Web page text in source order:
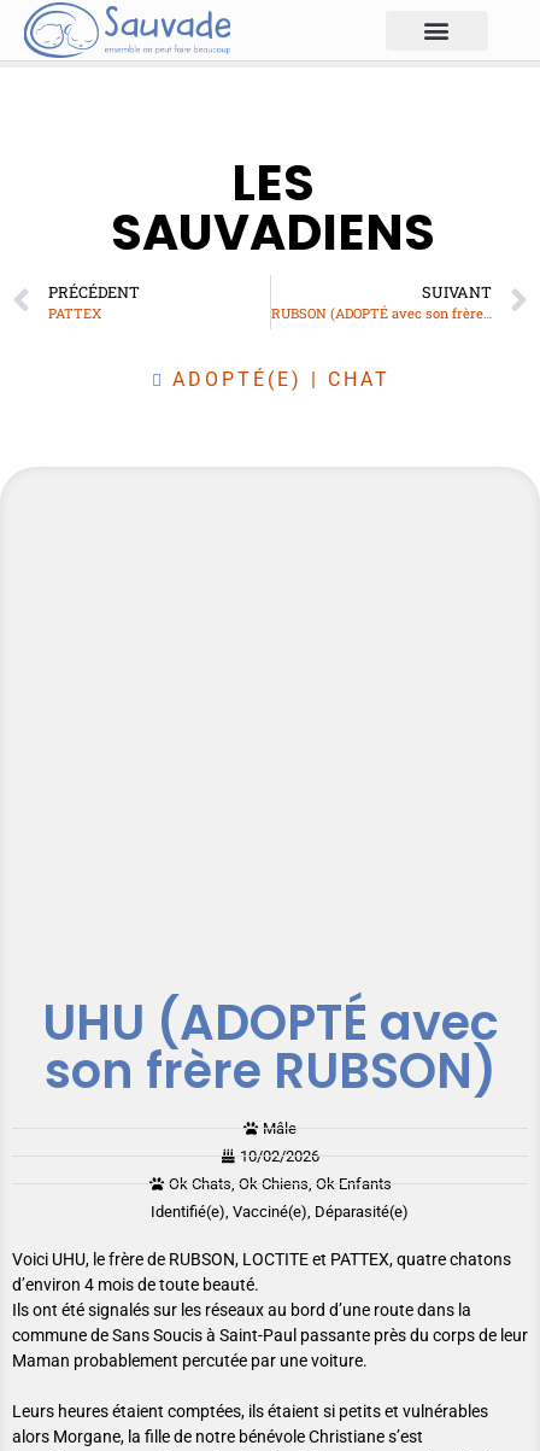
LES
SAUVADIENS
PRÉCÉDENT
PATTEX
SUIVANT
RUBSON (ADOPTÉ avec son frère UHU)
ADOPTÉ(E) | CHAT
UHU (ADOPTÉ avec
son frère RUBSON)
Mâle
10/02/2026
Ok Chats, Ok Chiens, Ok Enfants
Identifié(e), Vacciné(e), Déparasité(e)
Voici UHU, le frère de RUBSON, LOCTITE et PATTEX, quatre chatons
d’environ 4 mois de toute beauté.
Ils ont été signalés sur les réseaux au bord d’une route dans la
commune de Sans Soucis à Saint-Paul passante près du corps de leur
Maman probablement percutée par une voiture.
Leurs heures étaient comptées, ils étaient si petits et vulnérables
alors Morgane, la fille de notre bénévole Christiane s’est